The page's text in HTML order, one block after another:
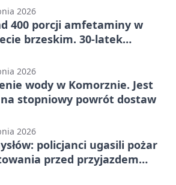
2026
400 porcji amfetaminy w
brzeskim. 30-latek
2026
wody w Komorznie. Jest
stopniowy powrót dostaw
2026
policjanci ugasili pożar
przed przyjazdem